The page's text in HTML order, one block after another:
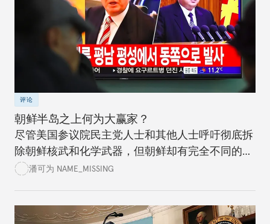
评论
朝鲜半岛之上何为大赢家？
尽管美国参议院民主党人士和其他人士呼吁彻底拆
除朝鲜核武和化学武器，但朝鲜却有完全不同的想
法。美国政党领袖应该清楚认识到进程情况，而不
潘可为 NAME_MISSING